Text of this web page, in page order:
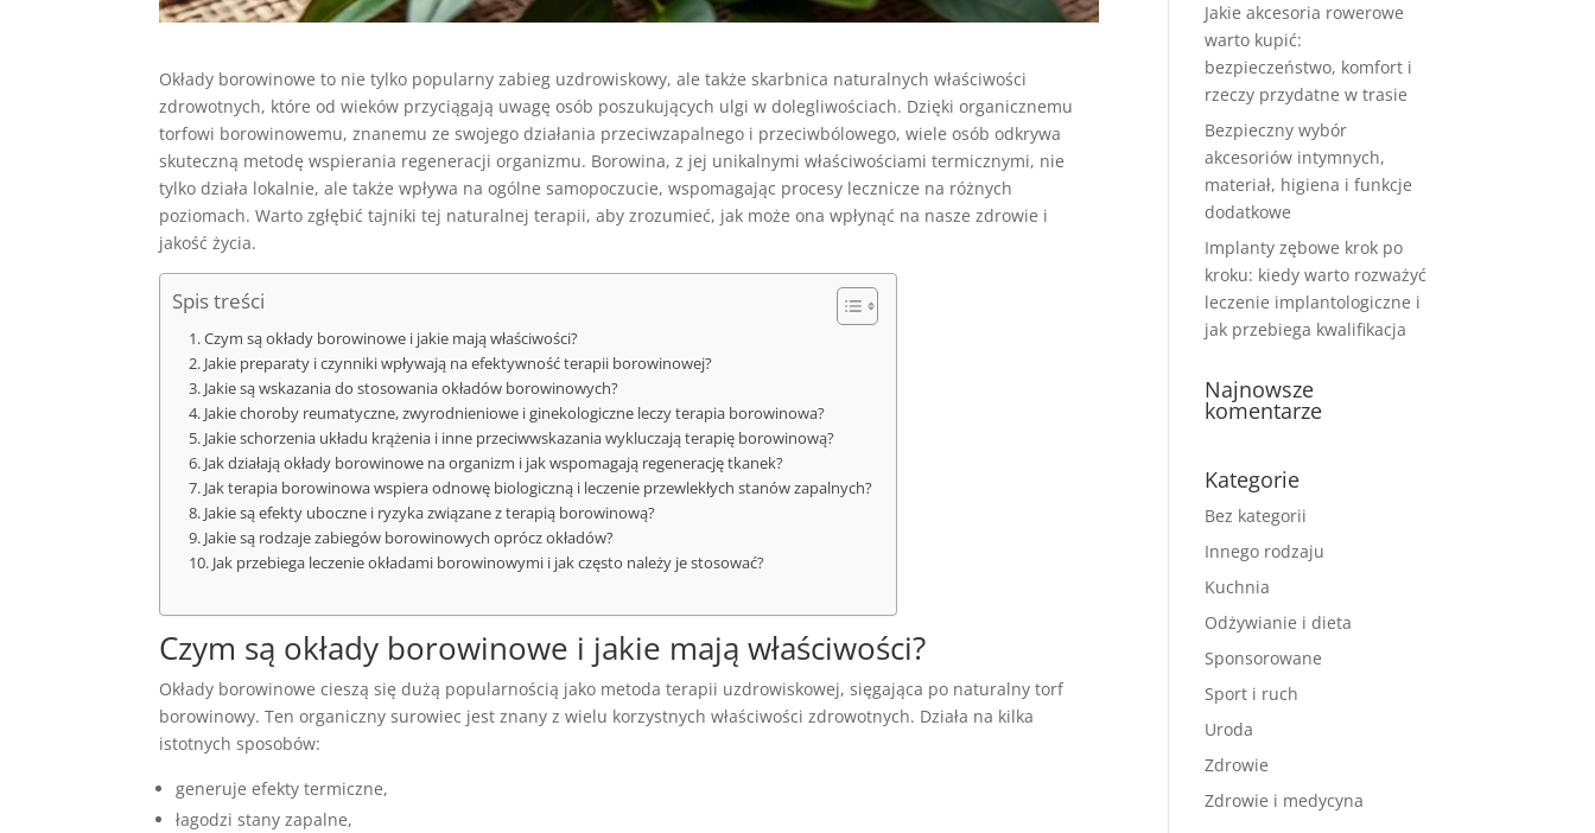
Okłady borowinowe to nie tylko popularny zabieg uzdrowiskowy, ale także skarbnica naturalnych właściwości
zdrowotnych, które od wieków przyciągają uwagę osób poszukujących ulgi w dolegliwościach. Dzięki organicznemu
torfowi borowinowemu, znanemu ze swojego działania przeciwzapalnego i przeciwbólowego, wiele osób odkrywa
skuteczną metodę wspierania regeneracji organizmu. Borowina, z jej unikalnymi właściwościami termicznymi, nie
tylko działa lokalnie, ale także wpływa na ogólne samopoczucie, wspomagając procesy lecznicze na różnych
poziomach. Warto zgłębić tajniki tej naturalnej terapii, aby zrozumieć, jak może ona wpłynąć na nasze zdrowie i
jakość życia.
Spis treści
Czym są okłady borowinowe i jakie mają właściwości?
Jakie preparaty i czynniki wpływają na efektywność terapii borowinowej?
Jakie są wskazania do stosowania okładów borowinowych?
Jakie choroby reumatyczne, zwyrodnieniowe i ginekologiczne leczy terapia borowinowa?
Jakie schorzenia układu krążenia i inne przeciwwskazania wykluczają terapię borowinową?
Jak działają okłady borowinowe na organizm i jak wspomagają regenerację tkanek?
Jak terapia borowinowa wspiera odnowę biologiczną i leczenie przewlekłych stanów zapalnych?
Jakie są efekty uboczne i ryzyka związane z terapią borowinową?
Jakie są rodzaje zabiegów borowinowych oprócz okładów?
Jak przebiega leczenie okładami borowinowymi i jak często należy je stosować?
Czym są okłady borowinowe i jakie mają właściwości?
Okłady borowinowe cieszą się dużą popularnością jako metoda terapii uzdrowiskowej, sięgająca po naturalny torf
borowinowy. Ten organiczny surowiec jest znany z wielu korzystnych właściwości zdrowotnych. Działa na kilka
istotnych sposobów:
generuje efekty termiczne,
łagodzi stany zapalne,
Jakie akcesoria rowerowe
warto kupić:
bezpieczeństwo, komfort i
rzeczy przydatne w trasie
Bezpieczny wybór
akcesoriów intymnych,
materiał, higiena i funkcje
dodatkowe
Implanty zębowe krok po
kroku: kiedy warto rozważyć
leczenie implantologiczne i
jak przebiega kwalifikacja
Najnowsze
komentarze
Kategorie
Bez kategorii
Innego rodzaju
Kuchnia
Odżywianie i dieta
Sponsorowane
Sport i ruch
Uroda
Zdrowie
Zdrowie i medycyna